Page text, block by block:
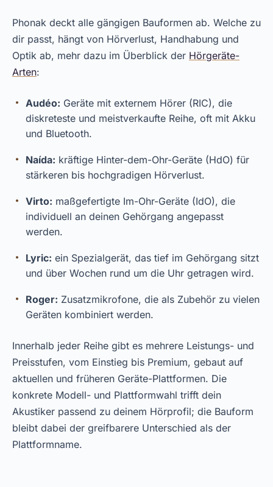
Phonak deckt alle gängigen Bauformen ab. Welche zu
dir passt, hängt von Hörverlust, Handhabung und
Optik ab, mehr dazu im Überblick der Hörgeräte-
Arten:
Audéo: Geräte mit externem Hörer (RIC), die
diskreteste und meistverkaufte Reihe, oft mit Akku
und Bluetooth.
Naída: kräftige Hinter-dem-Ohr-Geräte (HdO) für
stärkeren bis hochgradigen Hörverlust.
Virto: maßgefertigte Im-Ohr-Geräte (IdO), die
individuell an deinen Gehörgang angepasst
werden.
Lyric: ein Spezialgerät, das tief im Gehörgang sitzt
und über Wochen rund um die Uhr getragen wird.
Roger: Zusatzmikrofone, die als Zubehör zu vielen
Geräten kombiniert werden.
Innerhalb jeder Reihe gibt es mehrere Leistungs- und
Preisstufen, vom Einstieg bis Premium, gebaut auf
aktuellen und früheren Geräte-Plattformen. Die
konkrete Modell- und Plattformwahl trifft dein
Akustiker passend zu deinem Hörprofil; die Bauform
bleibt dabei der greifbarere Unterschied als der
Plattformname.